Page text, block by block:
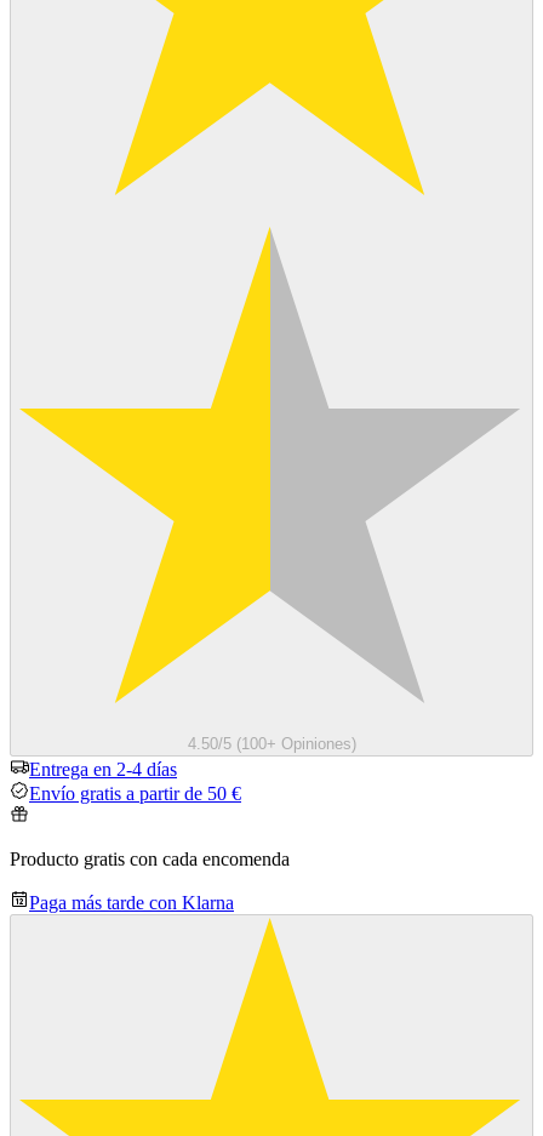
4.50/5 (100+ Opiniones)
Entrega en 2-4 días
Envío gratis a partir de 50 €
Producto gratis con cada encomenda
Paga más tarde con Klarna